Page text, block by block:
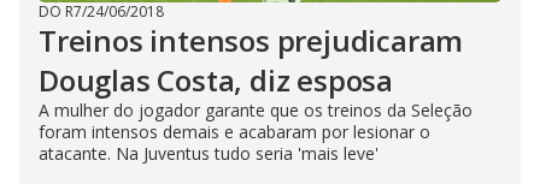
DO R7/24/06/2018
Treinos intensos prejudicaram
Douglas Costa, diz esposa
A mulher do jogador garante que os treinos da Seleção
foram intensos demais e acabaram por lesionar o
atacante. Na Juventus tudo seria 'mais leve'